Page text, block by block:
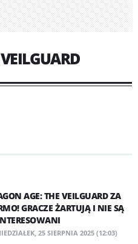
AGE: THE VEILGUARD ZA
GRACZE ŻARTUJĄ I NIE SĄ
25 SIERPNIA 2025 (12:03)